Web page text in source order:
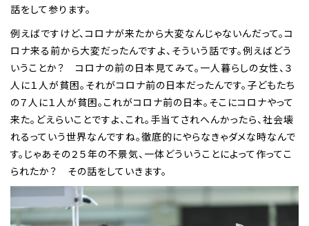
話をして参ります。
例えばですけど、コロナが来たから大変なんじゃないんだって。コ
ロナ来る前から大変だったんですよ、そういう話です。例えばどう
いうことか？ コロナの前の日本見てみて。一人暮らしの女性、３
人に１人が貧困。それがコロナ前の日本だったんです。子どもたち
の７人に１人が貧困。これがコロナ前の日本。そこにコロナやって
来た。どえらいことですよ、これ。手当てされへんかったら、社会壊
れるっていう世界なんですね。徹底的にやらなきゃダメな時なんで
す。じゃあその２５年の不景気、一体どういうことによって作ってこ
られたか？ その話をしていきます。